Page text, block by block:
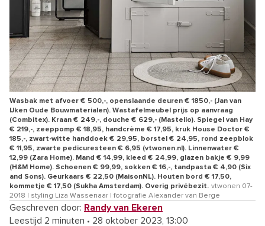
Wasbak met afvoer € 500,-, openslaande deuren € 1850,- (Jan van
IJken Oude Bouwmaterialen). Wastafelmeubel prijs op aanvraag
(Combitex). Kraan € 249,-, douche € 629,- (Mastello). Spiegel van Hay
€ 219,-, zeeppomp € 18,95, handcrème € 17,95, kruk House Doctor €
185,-, zwart-witte handdoek € 29,95, borstel € 24,95, rond zeepblok
€ 11,95, zwarte pedicuresteen € 6,95 (vtwonen.nl). Linnenwater €
12,99 (Zara Home). Mand € 14,99, kleed € 24,99, glazen bakje € 9,99
(H&M Home). Schoenen € 99,99, sokken € 16,-, tandpasta € 4,90 (Six
and Sons). Geurkaars € 22,50 (MaisonNL). Houten bord € 17,50,
kommetje € 17,50 (Sukha Amsterdam). Overig privébezit. vtwonen 07-
2018 | styling Liza Wassenaar | fotografie Alexander van Berge
Geschreven door: Randy van Ekeren
Leestijd 2 minuten • 28 oktober 2023, 13:00